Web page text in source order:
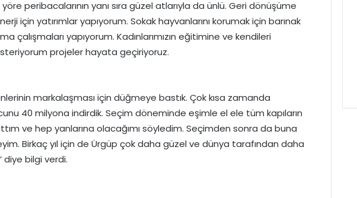
peribacalarının yanı sıra güzel atlarıyla da ünlü. Geri dönüşüme
için yatırımlar yapıyorum. Sokak hayvanlarını korumak için barınak
çalışmaları yapıyorum. Kadınlarımızın eğitimine ve kendileri
projeler hayata geçiriyoruz.
markalaşması için düğmeye bastık. Çok kısa zamanda
40 milyona indirdik. Seçim döneminde eşimle el ele tüm kapıların
ve hep yanlarına olacağımı söyledim. Seçimden sonra da buna
Birkaç yıl için de Ürgüp çok daha güzel ve dünya tarafından daha
diye bilgi verdi.